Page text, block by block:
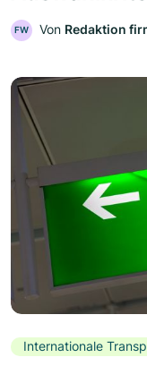
FW Von Redaktion
Internationale